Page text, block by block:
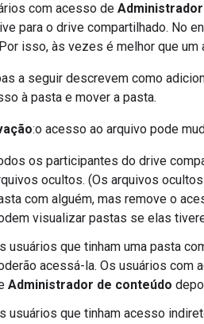
com acesso de Administrador
para o drive compartilhado. No
isso, às vezes é melhor que um
a seguir descrevem como
à pasta e mover a pasta.
:o acesso ao arquivo pode
os participantes do drive
ocultos. (Os arquivos
com alguém, mas remove o
visualizar pastas se elas
usuários que tinham uma pasta
acessá-la. Os usuários com
Administrador de conteúdo
usuários que tinham acesso